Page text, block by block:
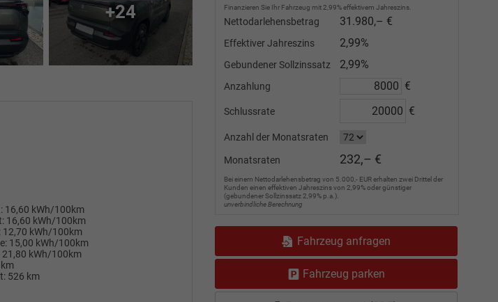
Finanzieren Sie Ihr Fahrzeug mit 2,99% effektivem Jahreszins.
Nettodarlehensbetrag 31.980,– €
Effektiver Jahreszins 2,99%
Gebundener Sollzinssatz 2,99%
Anzahlung €
Schlussrate €
Anzahl der Monatsraten
Monatsraten 232,– €
Bei einem Nettodarlehensbetrag von 5.000,- EUR erhalten zwei Drittel der
Kunden einen effektiven Jahreszins von 2,99% oder günstiger
(gebundener Sollzinssatz 2,99% p.a.).
unverbindliche Berechnung
Fahrzeug anfragen
Fahrzeug parken
+24
16,60 kWh/100km
16,60 kWh/100km
12,70 kWh/100km
15,00 kWh/100km
21,80 kWh/100km
526 km